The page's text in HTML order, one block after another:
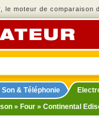
le moteur de comparaison
Son & Téléphonie
» Four » Continental